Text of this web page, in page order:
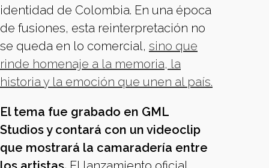
identidad de Colombia. En una época
de fusiones, esta reinterpretación no
se queda en lo comercial, sino que
rinde homenaje a la memoria, la
historia y la emoción que unen al país.
El tema fue grabado en GML
Studios y contará con un videoclip
que mostrará la camaradería entre